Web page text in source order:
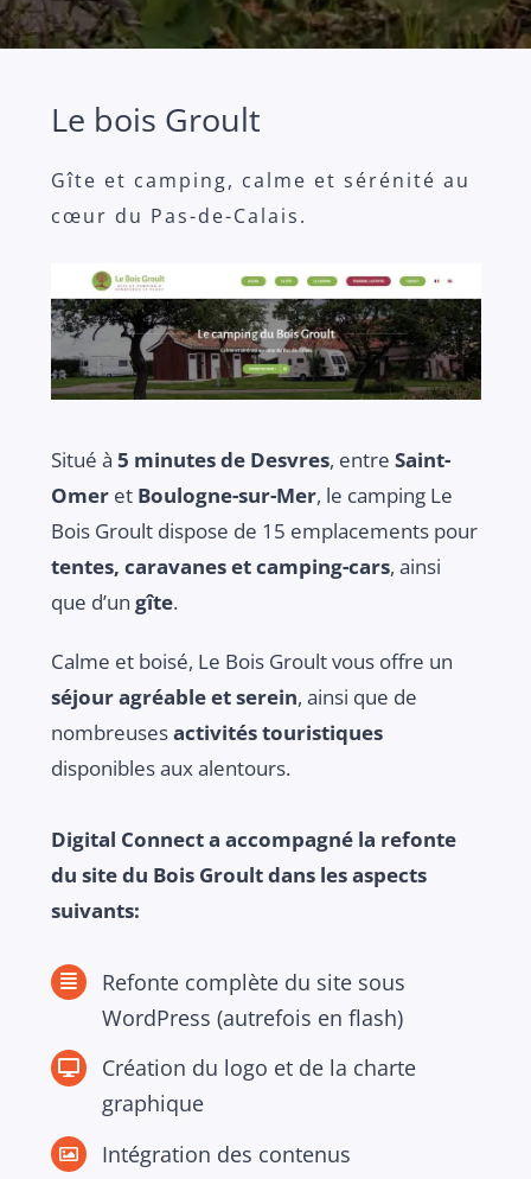
Le bois Groult
Gîte et camping, calme et sérénité au
cœur du Pas-de-Calais.
Situé à 5 minutes de Desvres, entre Saint-
Omeret Boulogne-sur-Mer, le camping Le
Bois Groult dispose de 15 emplacements pour
tentes, caravanes et camping-cars, ainsi
que d’un gîte.
Calme et boisé, Le Bois Groult vous offre un
séjour agréable et serein, ainsi que de
nombreusesactivités touristiques
disponibles aux alentours.
Digital Connect a accompagné la refonte
du site du Bois Groult dans les aspects
suivants:
Refonte complète du site sous
WordPress (autrefois en flash)
Création du logo et de la charte
graphique
Intégration des contenus